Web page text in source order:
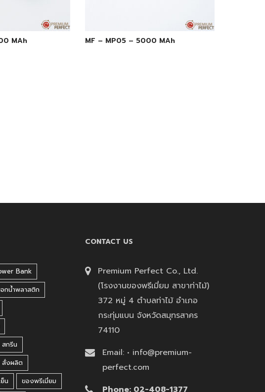
MAh MF – MP05 – 5000 MAh
Bank
อกน้ำพลาสติก
สกรีน
สั่งผลิต
น
ของพรีเมี่ยม
CONTACT US
Premium Perfect Co., Ltd.
(โรงงานของพรีเมี่ยม สาขาท่าไม้)
372 หมู่ 4 ตำบลท่าไม้ อำเภอ
กระทุ่มแบน จังหวัดสมุทรสาคร
74110
Email: • info@premium-
perfect.com
Phone: 02-408-1377